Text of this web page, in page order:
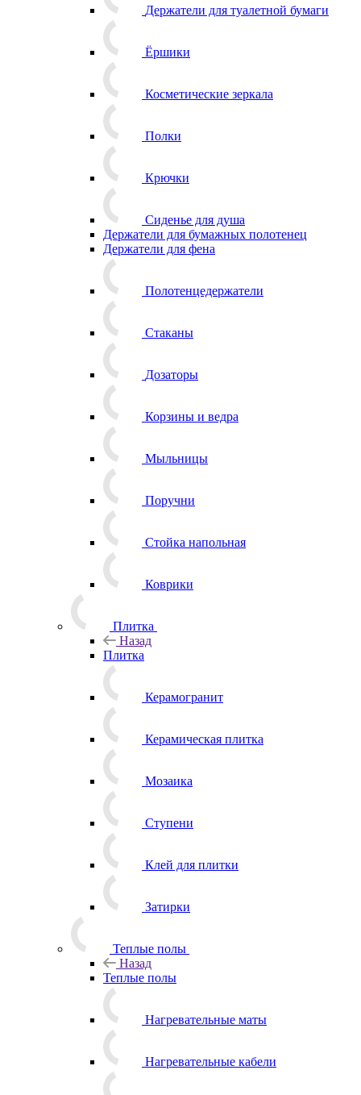
Держатели для туалетной бумаги
Ёршики
Косметические зеркала
Полки
Крючки
Сиденье для душа
Держатели для бумажных полотенец
Держатели для фена
Полотенцедержатели
Стаканы
Дозаторы
Корзины и ведра
Мыльницы
Поручни
Стойка напольная
Коврики
Плитка
Назад
Плитка
Керамогранит
Керамическая плитка
Мозаика
Ступени
Клей для плитки
Затирки
Теплые полы
Назад
Теплые полы
Нагревательные маты
Нагревательные кабели